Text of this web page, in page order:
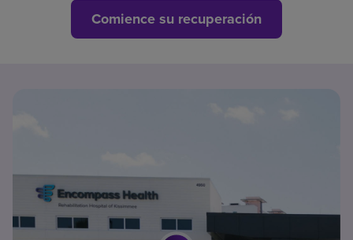
Comience su recuperación